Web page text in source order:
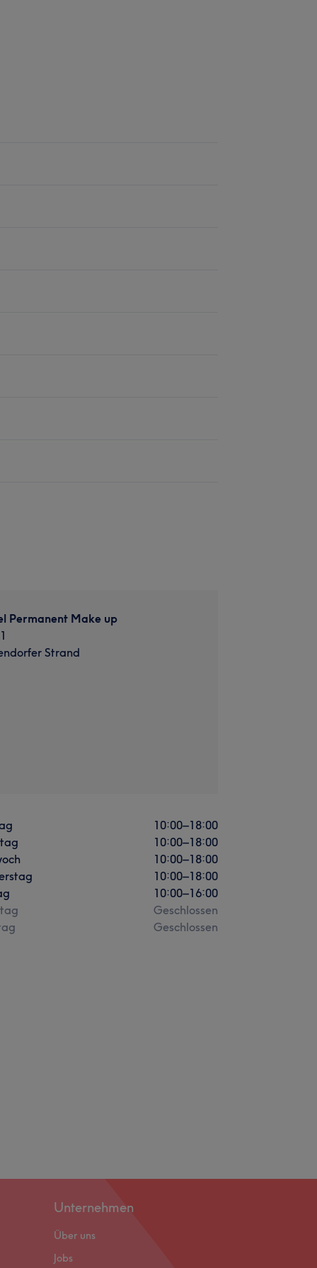
Permanent Make up
Strand
10:00–18:00
10:00–18:00
10:00–18:00
10:00–18:00
10:00–16:00
Geschlossen
Geschlossen
Unternehmen
Über uns
Jobs